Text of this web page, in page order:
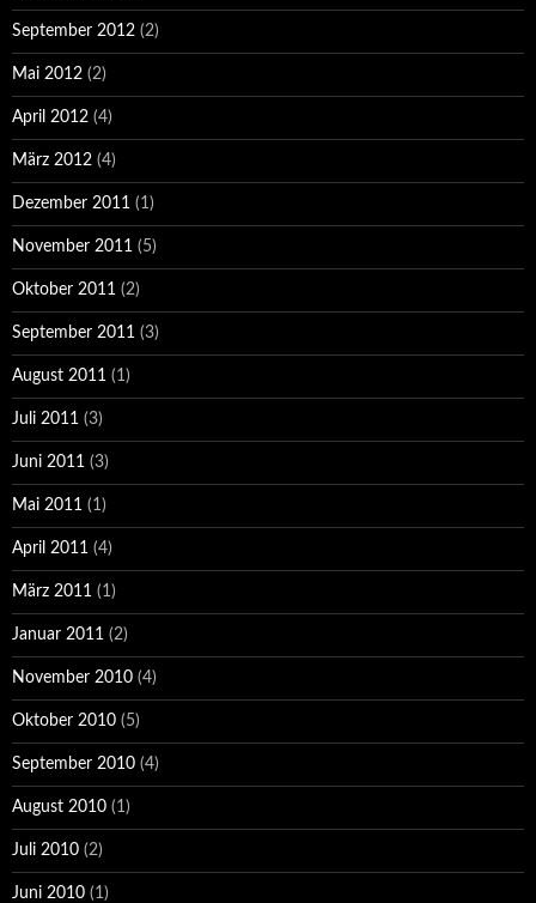
September 2012 (2)
Mai 2012 (2)
April 2012 (4)
März 2012 (4)
Dezember 2011 (1)
November 2011 (5)
Oktober 2011 (2)
September 2011 (3)
August 2011 (1)
Juli 2011 (3)
Juni 2011 (3)
Mai 2011 (1)
April 2011 (4)
März 2011 (1)
Januar 2011 (2)
November 2010 (4)
Oktober 2010 (5)
September 2010 (4)
August 2010 (1)
Juli 2010 (2)
Juni 2010 (1)